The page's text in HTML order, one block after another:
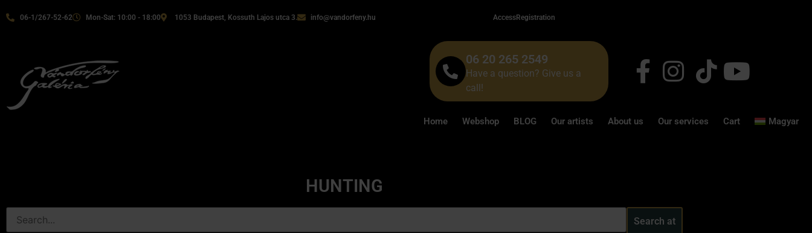
06-1/267-52-62 Mon-Sat: 10:00 - 18:00 1053 Budapest, Kossuth Lajos utca 3. info@vandorfeny.hu AccessRegistration
06 20 265 2549
Have a question? Give us a
call!
Home Webshop BLOG Our artists About us Our services Cart Magyar
HUNTING
Search at